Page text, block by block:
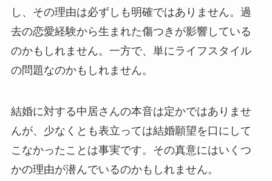
し、その理由は必ずしも明確ではありません。過
去の恋愛経験から生まれた傷つきが影響している
のかもしれません。一方で、単にライフスタイル
の問題なのかもしれません。
結婚に対する中居さんの本音は定かではありませ
んが、少なくとも表立っては結婚願望を口にして
こなかったことは事実です。その真意にはいくつ
かの理由が潜んでいるのかもしれません。